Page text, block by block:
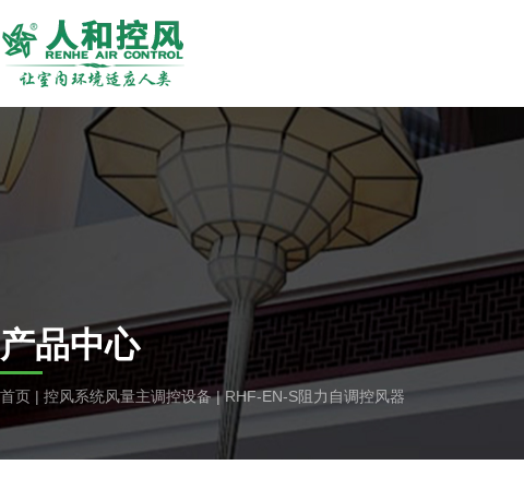
产品中心
首页 | 控风系统风量主调控设备 |RHF-EN-S阻力自调控风器